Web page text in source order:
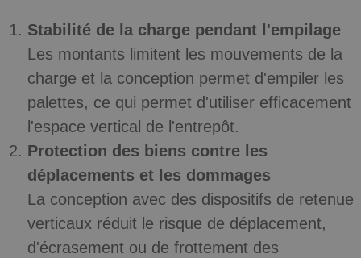
Stabilité de la charge pendant l'empilage
Les montants limitent les mouvements de la
charge et la conception permet d'empiler les
palettes, ce qui permet d'utiliser efficacement
l'espace vertical de l'entrepôt.
Protection des biens contre les
déplacements et les dommages
La conception avec des dispositifs de retenue
verticaux réduit le risque de déplacement,
d'écrasement ou de frottement des